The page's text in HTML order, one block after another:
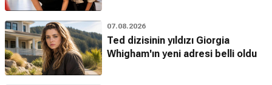
07.08.2026
Ted dizisinin yıldızı Giorgia
Whigham'ın yeni adresi belli oldu